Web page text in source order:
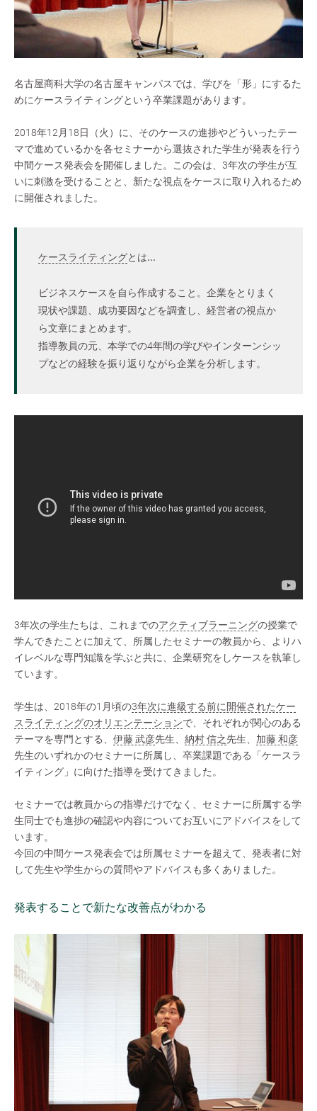
名古屋商科大学の名古屋キャンパスでは、学びを「形」にするた
めにケースライティングという卒業課題があります。
2018年12月18日（火）に、そのケースの進捗やどういったテー
マで進めているかを各セミナーから選抜された学生が発表を行う
中間ケース発表会を開催しました。この会は、3年次の学生が互
いに刺激を受けることと、新たな視点をケースに取り入れるため
に開催されました。
ケースライティングとは...
ビジネスケースを自ら作成すること。企業をとりまく
現状や課題、成功要因などを調査し、経営者の視点か
ら文章にまとめます。
指導教員の元、本学での4年間の学びやインターンシッ
プなどの経験を振り返りながら企業を分析します。
3年次の学生たちは、これまでのアクティブラーニングの授業で
学んできたことに加えて、所属したセミナーの教員から、よりハ
イレベルな専門知識を学ぶと共に、企業研究をしケースを執筆し
ています。
学生は、2018年の1月頃の3年次に進級する前に開催されたケー
スライティングのオリエンテーションで、それぞれが関心のある
テーマを専門とする、 伊藤 武彦先生、 納村 信之先生、 加藤 和彦
先生のいずれかのセミナーに所属し、卒業課題である「ケースラ
イティング」に向けた指導を受けてきました。
セミナーでは教員からの指導だけでなく、セミナーに所属する学
生同士でも進捗の確認や内容についてお互いにアドバイスをして
います。
今回の中間ケース発表会では所属セミナーを超えて、発表者に対
して先生や学生からの質問やアドバイスも多くありました。
発表することで新たな改善点がわかる